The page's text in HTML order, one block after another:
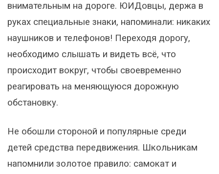
внимательным на дороге. ЮИДовцы, держа в
руках специальные знаки, напоминали: никаких
наушников и телефонов! Переходя дорогу,
необходимо слышать и видеть всё, что
происходит вокруг, чтобы своевременно
реагировать на меняющуюся дорожную
обстановку.
Не обошли стороной и популярные среди
детей средства передвижения. Школьникам
напомнили золотое правило: самокат и